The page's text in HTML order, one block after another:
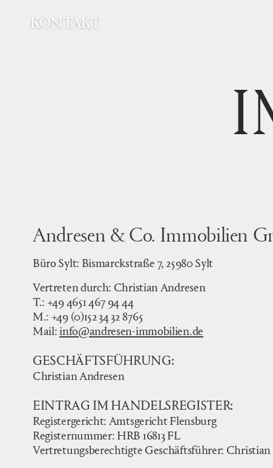
KONTAKT
Andresen & Co. Immobilien
Büro Sylt: Bismarckstraße 7, 25980 Sylt
Vertreten durch: Christian Andresen
T.: +49 4651 467 94 44
M.: +49 (0)152 34 32 8765
Mail:info@andresen-immobilien.de
GESCHÄFTSFÜHRUNG:
Christian Andresen
EINTRAG IM HANDELSREGISTER:
Registergericht: Amtsgericht Flensburg
Registernummer: HRB 16813 FL
Vertretungsberechtigte Geschäftsführer: Christian